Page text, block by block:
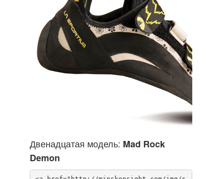
Двенадцатая модель: Mad Rock
Demon